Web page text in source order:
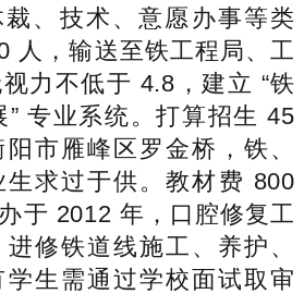
、技术、意愿办事等类
人，输送至铁工程局、工
力不低于 4.8，建立 “铁
专业系统。打算招生 45
市雁峰区罗金桥，铁、
求过于供。教材费 800
于 2012 年，口腔修复工
修铁道线施工、养护、
生需通过学校面试取审